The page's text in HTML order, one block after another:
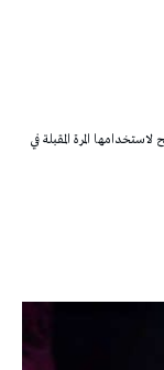
المرة المقبلة في